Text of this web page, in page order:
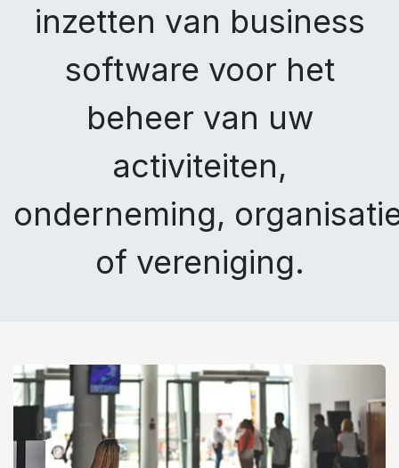
inzetten van business
software voor het
beheer van uw
activiteiten,
onderneming,
of vereniging.